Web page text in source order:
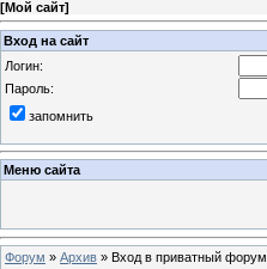
[Мой сайт]
Вход на сайт
Логин:
Пароль:
запомнить
Меню сайта
Форум » Архив » Вход в приватный форум